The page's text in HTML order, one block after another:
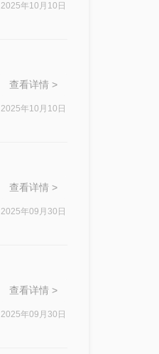
2025年10月10日
查看详情 >
2025年10月10日
查看详情 >
2025年09月30日
查看详情 >
2025年09月30日